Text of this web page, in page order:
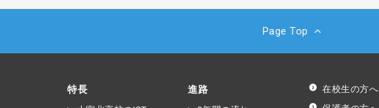
Page Top
特長 進路
在校生の方へ